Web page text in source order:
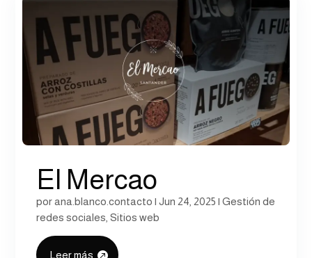
El Mercao
porana.blanco.contacto |Jun 24, 2025 |Gestión de
redes sociales ,Sitios web
Leer más